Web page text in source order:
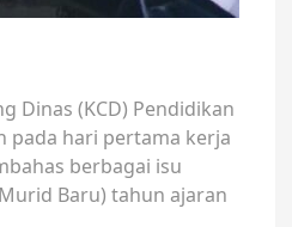
Dinas (KCD) Pendidikan
pada hari pertama kerja
berbagai isu
Baru) tahun ajaran